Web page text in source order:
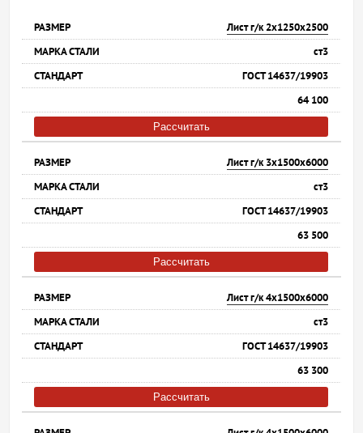
Лист г/к 2х1250х2500
ст3
ГОСТ 14637/19903
64 100
Рассчитать
Лист г/к 3х1500х6000
ст3
ГОСТ 14637/19903
63 500
Рассчитать
Лист г/к 4х1500х6000
ст3
ГОСТ 14637/19903
63 300
Рассчитать